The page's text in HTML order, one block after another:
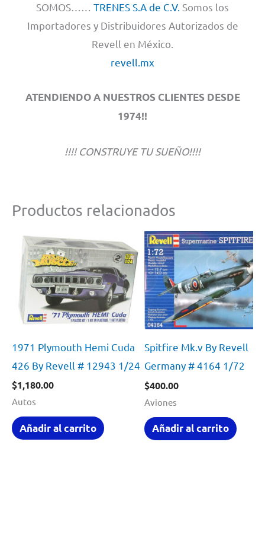
SOMOS…… TRENES S.A de C.V. Somos los
Importadores y Distribuidores Autorizados de
Revell en México.
revell.mx
ATENDIENDO A NUESTROS CLIENTES DESDE
1974!!
!!!! CONSTRUYE TU SUEÑO!!!!
Productos relacionados
1971 Plymouth Hemi Cuda
426 By Revell # 12943 1/24
$1,180.00
Autos
Añadir al carrito
Spitfire Mk.v By Revell
Germany # 4164 1/72
$400.00
Aviones
Añadir al carrito